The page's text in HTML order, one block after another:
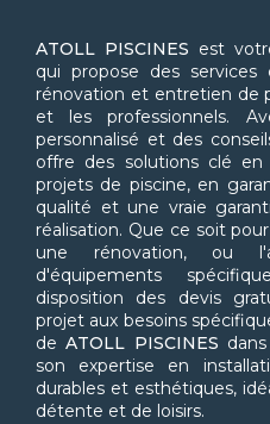
ATOLL PISCINES est
qui propose des
rénovation et entretien de
et les professionnels.
personnalisé et des
offre des solutions clé
projets de piscine, en
qualité et une vraie
réalisation. Que ce soit
une rénovation, ou
d'équipements
disposition des devis
projet aux besoins
deATOLL PISCINES
son expertise en
durables et esthétiques,
détente et de loisirs.